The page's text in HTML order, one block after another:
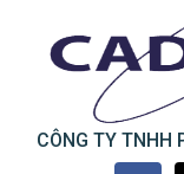
CÔNG TY TNHH